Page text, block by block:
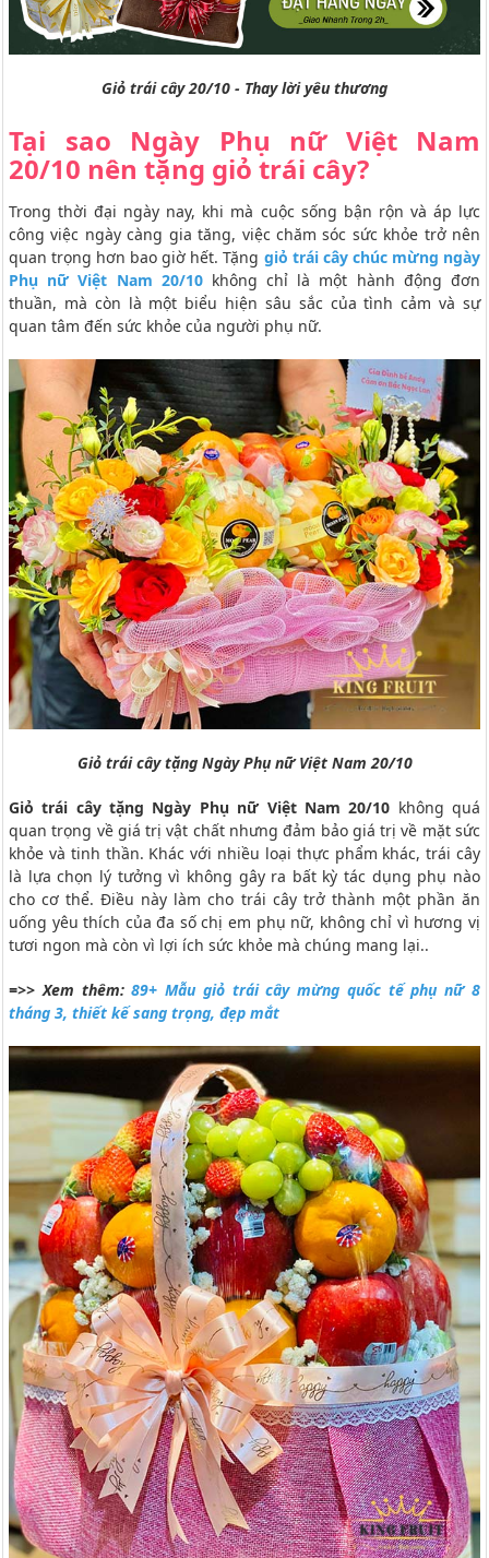
Giỏ trái cây 20/10 - Thay lời yêu thương
Tại sao Ngày Phụ nữ Việt Nam
20/10 nên tặng giỏ trái cây?
Trong thời đại ngày nay, khi mà cuộc sống bận rộn và áp lực
công việc ngày càng gia tăng, việc chăm sóc sức khỏe trở nên
quan trọng hơn bao giờ hết. Tặng giỏ trái cây chúc mừng ngày
Phụ nữ Việt Nam 20/10 không chỉ là một hành động đơn
thuần, mà còn là một biểu hiện sâu sắc của tình cảm và sự
quan tâm đến sức khỏe của người phụ nữ.
Giỏ trái cây tặng Ngày Phụ nữ Việt Nam 20/10
Giỏ trái cây tặng Ngày Phụ nữ Việt Nam 20/10 không quá
quan trọng về giá trị vật chất nhưng đảm bảo giá trị về mặt sức
khỏe và tinh thần. Khác với nhiều loại thực phẩm khác, trái cây
là lựa chọn lý tưởng vì không gây ra bất kỳ tác dụng phụ nào
cho cơ thể. Điều này làm cho trái cây trở thành một phần ăn
uống yêu thích của đa số chị em phụ nữ, không chỉ vì hương vị
tươi ngon mà còn vì lợi ích sức khỏe mà chúng mang lại..
=>> Xem thêm:89+ Mẫu giỏ trái cây mừng quốc tế phụ nữ 8
tháng 3, thiết kế sang trọng, đẹp mắt